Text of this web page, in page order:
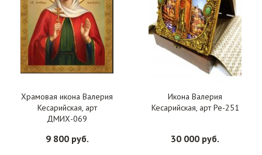
Храмовая икона Валерия
Кесарийская, арт
ДМИХ-069
9 800 руб.
Икона Валерия
Кесарийская, арт Ре-251
30 000 руб.